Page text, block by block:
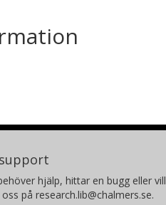
hjälp, hittar en bugg eller vill
på research.lib@chalmers.se.